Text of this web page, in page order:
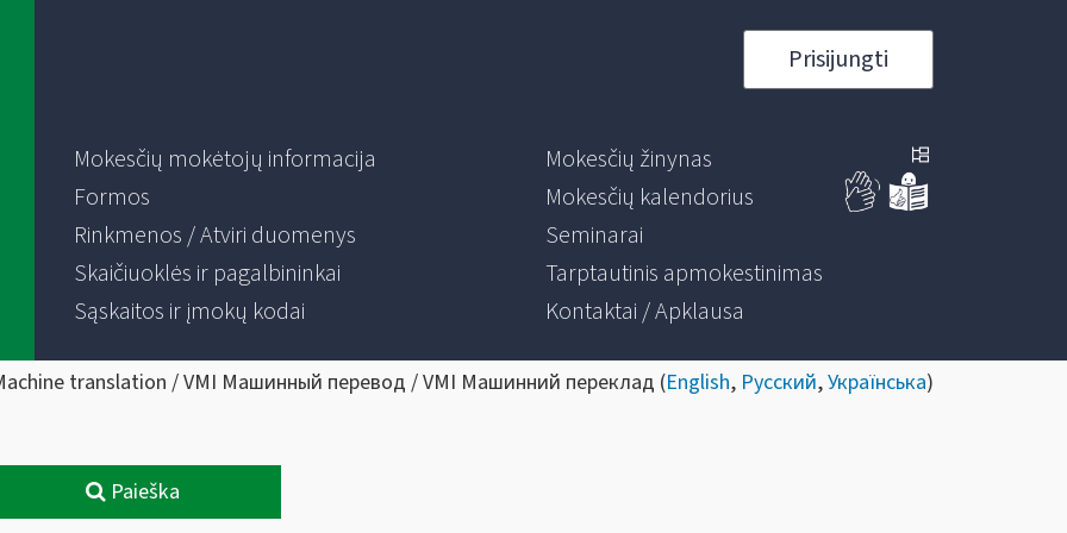
Prisijungti
Mokesčių mokėtojų informacija
Formos
Rinkmenos / Atviri duomenys
Skaičiuoklės ir pagalbininkai
Sąskaitos ir įmokų kodai
Mokesčių žinynas
Mokesčių kalendorius
Seminarai
Tarptautinis apmokestinimas
Kontaktai / Apklausa
translation / VMI Машинный перевод / VMI Машинний переклад (English, Русский,Українська)
Paieška